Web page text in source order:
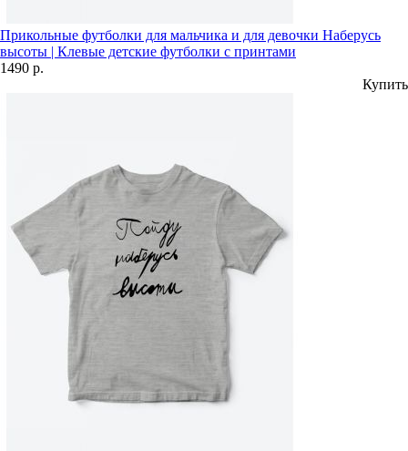
Прикольные футболки для мальчика и для девочки Наберусь
высоты | Клевые детские футболки с принтами
1490 р.
Купить